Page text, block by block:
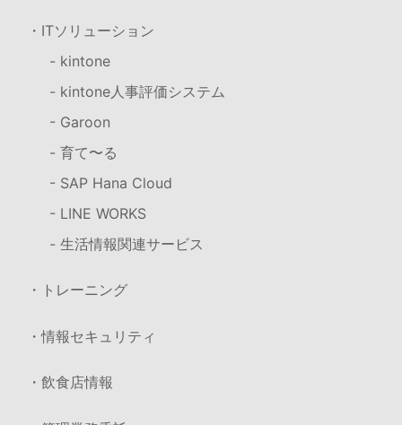
・ITソリューション
- kintone
- kintone人事評価システム
- Garoon
- 育て〜る
- SAP Hana Cloud
- LINE WORKS
- 生活情報関連サービス
・トレーニング
・情報セキュリティ
・飲食店情報